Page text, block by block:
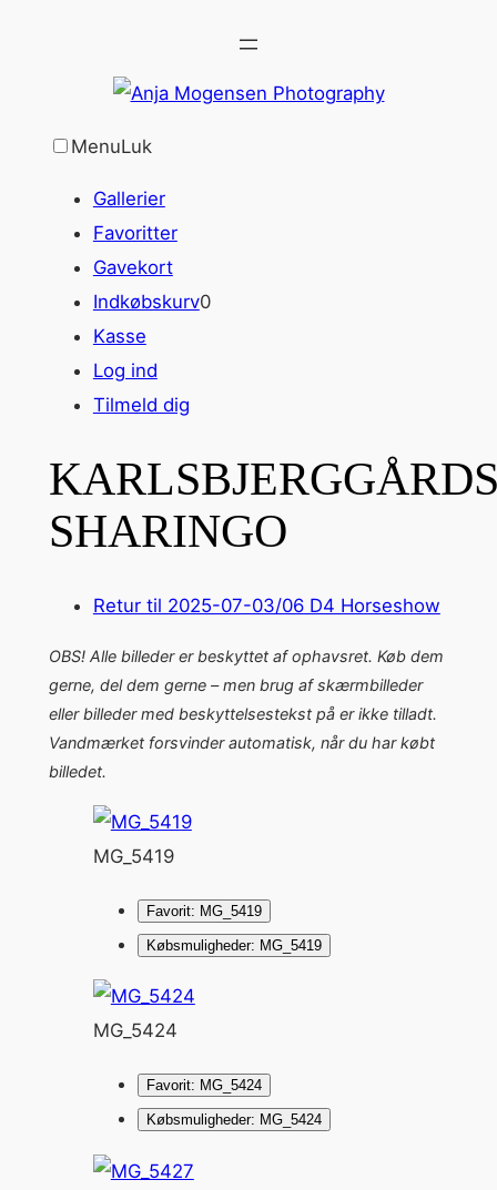
MenuLuk
Gallerier
Favoritter
Gavekort
Indkøbskurv0
Kasse
Log ind
Tilmeld dig
SHARINGO
Retur til 2025-07-03/06 D4 Horseshow
OBS! Alle billeder er beskyttet af ophavsret. Køb dem
gerne, del dem gerne – men brug af skærmbilleder
eller billeder med beskyttelsestekst på er ikke tilladt.
Vandmærket forsvinder automatisk, når du har købt
billedet.
MG_5419
Favorit: MG_5419
Købsmuligheder: MG_5419
MG_5424
Favorit: MG_5424
Købsmuligheder: MG_5424